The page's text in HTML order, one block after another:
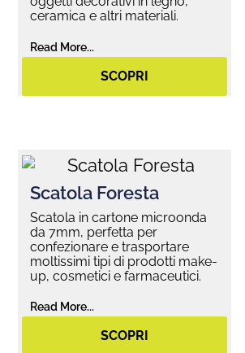
ceramica e altri materiali.
Read More...
SCOPRI
Scatola Foresta
Scatola in cartone microonda
da 7mm, perfetta per
confezionare e trasportare
moltissimi tipi di prodotti make-
up, cosmetici e farmaceutici.
Read More...
SCOPRI